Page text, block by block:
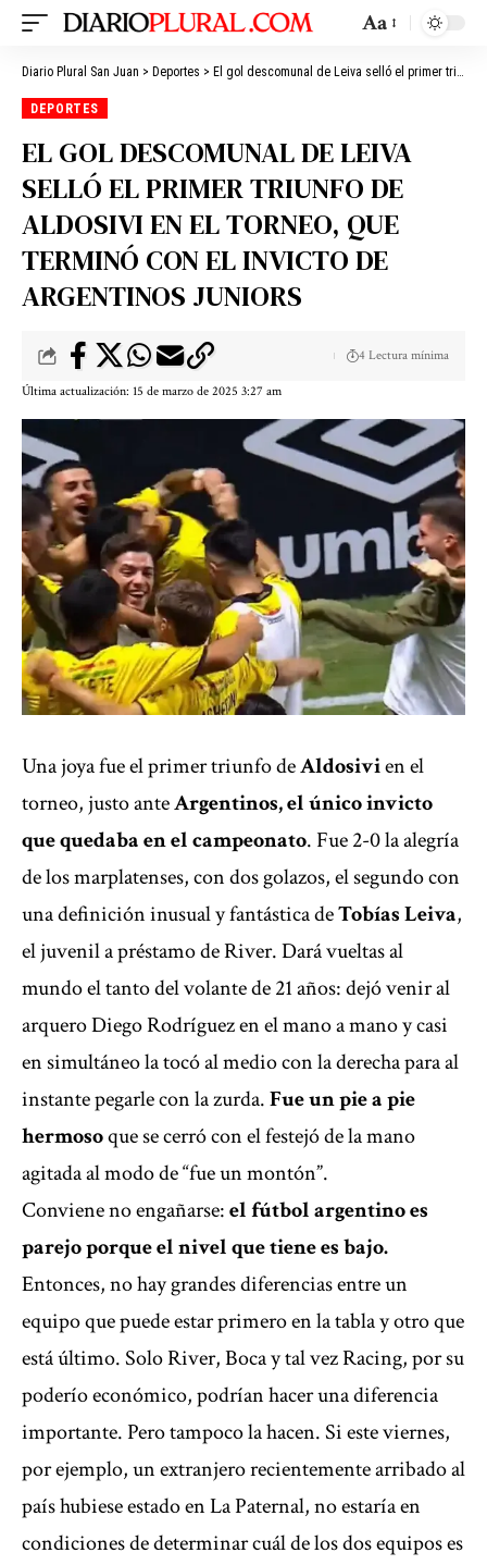
Aa
Diario Plural San Juan > Deportes > El gol descomunal de Leiva selló el primer triunfo de Aldosivi en el torneo, que terminó con el invicto de Argentinos Juniors
DEPORTES
EL GOL DESCOMUNAL DE LEIVA
SELLÓ EL PRIMER TRIUNFO DE
ALDOSIVI EN EL TORNEO, QUE
TERMINÓ CON EL INVICTO DE
ARGENTINOS JUNIORS
Última actualización: 15 de marzo de 2025 3:27 am
4 Lectura mínima
Una joya fue el primer triunfo deAldosivien el
torneo, justo anteArgentinos, el único invicto
que quedaba en el campeonato. Fue 2-0 la alegría
de los marplatenses, con dos golazos, el segundo con
una definición inusual y fantástica deTobías Leiva,
el juvenil a préstamo de River. Dará vueltas al
mundo el tanto del volante de 21 años: dejó venir al
arquero Diego Rodríguez en el mano a mano y casi
en simultáneo la tocó al medio con la derecha para al
instante pegarle con la zurda.Fue un pie a pie
hermosoque se cerró con el festejó de la mano
agitada al modo de “fue un montón”.
Conviene no engañarse:el fútbol argentino es
parejo porque el nivel que tiene es bajo.
Entonces, no hay grandes diferencias entre un
equipo que puede estar primero en la tabla y otro que
está último. Solo River, Boca y tal vez Racing, por su
poderío económico, podrían hacer una diferencia
importante. Pero tampoco la hacen. Si este viernes,
por ejemplo, un extranjero recientemente arribado al
país hubiese estado en La Paternal, no estaría en
condiciones de determinar cuál de los dos equipos es